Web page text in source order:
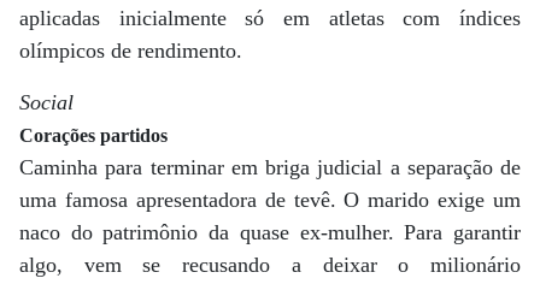
aplicadas inicialmente só em atletas com índices
olímpicos de rendimento.
Social
Corações partidos
Caminha para terminar em briga judicial a separação de
uma famosa apresentadora de tevê. O marido exige um
naco do patrimônio da quase ex-mulher. Para garantir
algo, vem se recusando a deixar o milionário